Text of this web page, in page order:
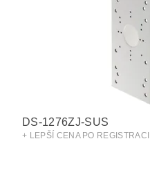
DS-1276ZJ-SUS
+ LEPŠÍ CENA PO REGISTRACI